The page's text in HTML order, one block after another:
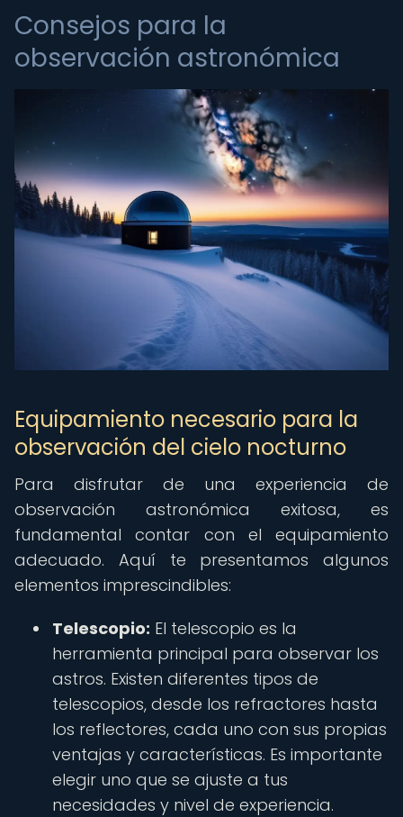
Consejos para la
observación astronómica
Equipamiento necesario para la
observación del cielo nocturno
Para disfrutar de una experiencia de
observación astronómica exitosa, es
fundamental contar con el equipamiento
adecuado. Aquí te presentamos algunos
elementos imprescindibles:
Telescopio: El telescopio es la
herramienta principal para observar los
astros. Existen diferentes tipos de
telescopios, desde los refractores hasta
los reflectores, cada uno con sus propias
ventajas y características. Es importante
elegir uno que se ajuste a tus
necesidades y nivel de experiencia.